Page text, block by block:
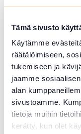
Tämä sivusto
Käytämme
räätälöimiseen,
tukemiseen ja
jaamme
alan
sivustoamme.
tietoja muihin
kerätty, kun olet
31.08.2022
Koirien
Forssan
09.08.2022
sivutus